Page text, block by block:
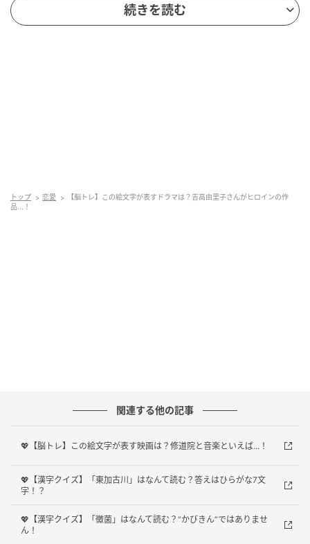
ださい。
果たして、正解は？
正解は連続テレビ小説「花子とアン」でした！
連続テレビ小説「花子とアン」は、2014年前期に放送
されたNHK「連続テレビ小説」の第90作目となるテレ
続きを読む
トップ 恋愛
【脳トレ】この絵文字が表すドラマは？吉高由里子さんがヒロインの作
品...！
関連する他の記事
💖【脳トレ】この絵文字が表す映画は？修道院と音楽といえば...！
💖【漢字クイズ】「東加古川」はなんて読む？答えはひらがな7文
字！？
💖【漢字クイズ】「黴菌」はなんて読む？“かびきん”ではありませ
ん！